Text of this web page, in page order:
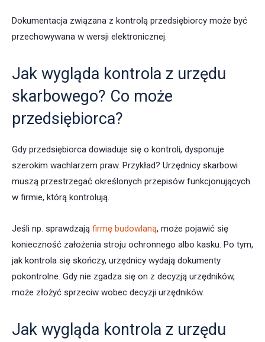
Dokumentacja związana z kontrolą przedsiębiorcy może być
przechowywana w wersji elektronicznej.
Jak wygląda kontrola z urzędu
skarbowego? Co może
przedsiębiorca?
Gdy przedsiębiorca dowiaduje się o kontroli, dysponuje
szerokim wachlarzem praw. Przykład? Urzędnicy skarbowi
muszą przestrzegać określonych przepisów funkcjonujących
w firmie, którą kontrolują.
Jeśli np. sprawdzają firmę budowlaną, może pojawić się
konieczność założenia stroju ochronnego albo kasku. Po tym,
jak kontrola się skończy, urzędnicy wydają dokumenty
pokontrolne. Gdy nie zgadza się on z decyzją urzędników,
może złożyć sprzeciw wobec decyzji urzędników.
Jak wygląda kontrola z urzędu